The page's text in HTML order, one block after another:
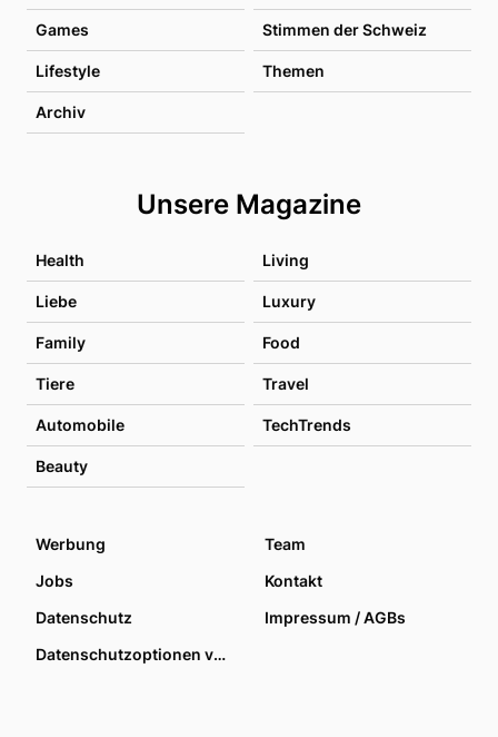
Games Stimmen der Schweiz
Lifestyle Themen
Archiv
Unsere Magazine
Health Living
Liebe Luxury
Family Food
Tiere Travel
Automobile TechTrends
Beauty
Werbung
Team
Jobs
Kontakt
Datenschutz
Impressum / AGBs
Datenschutzoptionen verwalten